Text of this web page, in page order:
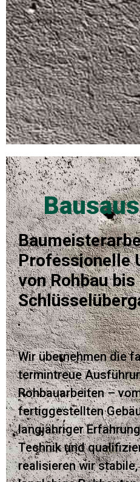
Professionelle
von Rohbau bis
Wir übernehmen die
termintreue
Rohbauarbeiten –
fertiggestellten
langjähriger
Technik und
realisieren wir